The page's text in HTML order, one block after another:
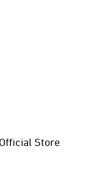
Store